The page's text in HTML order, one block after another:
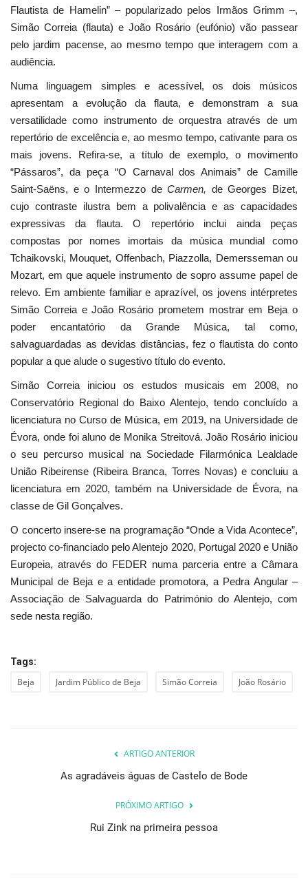
Flautista de Hamelin” – popularizado pelos Irmãos Grimm –,
Simão Correia (flauta) e João Rosário (eufónio) vão passear
pelo jardim pacense, ao mesmo tempo que interagem com a
audiência.
Numa linguagem simples e acessível, os dois músicos
apresentam a evolução da flauta, e demonstram a sua
versatilidade como instrumento de orquestra através de um
repertório de excelência e, ao mesmo tempo, cativante para os
mais jovens. Refira-se, a título de exemplo, o movimento
“Pássaros”, da peça “O Carnaval dos Animais” de Camille
Saint-Saëns, e o Intermezzo deCarmen, de Georges Bizet,
cujo contraste ilustra bem a polivalência e as capacidades
expressivas da flauta. O repertório inclui ainda peças
compostas por nomes imortais da música mundial como
Tchaikovski, Mouquet, Offenbach, Piazzolla, Demersseman ou
Mozart, em que aquele instrumento de sopro assume papel de
relevo. Em ambiente familiar e aprazível, os jovens intérpretes
Simão Correia e João Rosário prometem mostrar em Beja o
poder encantatório da Grande Música, tal como,
salvaguardadas as devidas distâncias, fez o flautista do conto
popular a que alude o sugestivo título do evento.
Simão Correia iniciou os estudos musicais em 2008, no
Conservatório Regional do Baixo Alentejo, tendo concluído a
licenciatura no Curso de Música, em 2019, na Universidade de
Évora, onde foi aluno de Monika Streitová. João Rosário iniciou
o seu percurso musical na Sociedade Filarmónica Lealdade
União Ribeirense (Ribeira Branca, Torres Novas) e concluiu a
licenciatura em 2020, também na Universidade de Évora, na
classe de Gil Gonçalves.
O concerto insere-se na programação “Onde a Vida Acontece”,
projecto co-financiado pelo Alentejo 2020, Portugal 2020 e União
Europeia, através do FEDER numa parceria entre a Câmara
Municipal de Beja e a entidade promotora, a Pedra Angular –
Associação de Salvaguarda do Património do Alentejo, com
sede nesta região.
Tags:
Beja Jardim Público de Beja Simão Correia João Rosário
ARTIGO ANTERIOR
As agradáveis águas de Castelo de Bode
PRÓXIMO ARTIGO
Rui Zink na primeira pessoa